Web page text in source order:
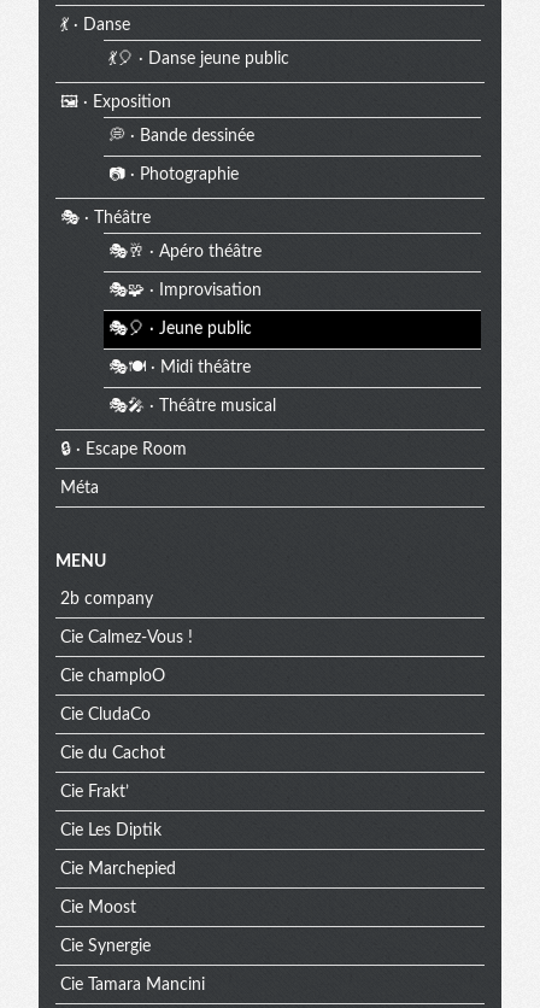
💃 · Danse
💃🎈 · Danse jeune public
🖼️ · Exposition
💭 · Bande dessinée
📷 · Photographie
🎭 · Théâtre
🎭🥂 · Apéro théâtre
🎭🧩 · Improvisation
🎭🎈 · Jeune public
🎭🍽️ · Midi théâtre
🎭🎤 · Théâtre musical
🔒 · Escape Room
Méta
MENU
2b company
Cie Calmez-Vous !
Cie champloO
Cie CludaCo
Cie du Cachot
Cie Frakt’
Cie Les Diptik
Cie Marchepied
Cie Moost
Cie Synergie
Cie Tamara Mancini